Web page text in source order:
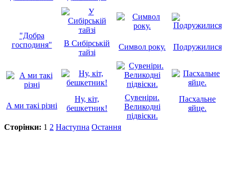
"Добра
господиня"
В Сибірській
тайзі
Символ року. Подружилися
А ми такі різні
Ну, кіт,
бешкетник!
Сувеніри.
Великодні
підвіски.
Пасхальне
яйце.
Сторінки: 1 2 Наступна Остання